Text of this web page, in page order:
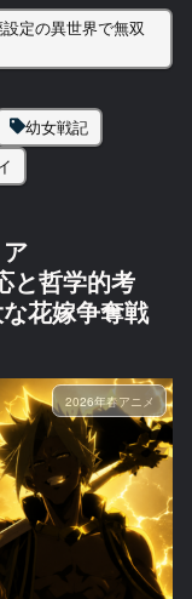
定の異世界で無双
幼女戦記
と哲学的考
花嫁争奪戦
2026年春アニメ